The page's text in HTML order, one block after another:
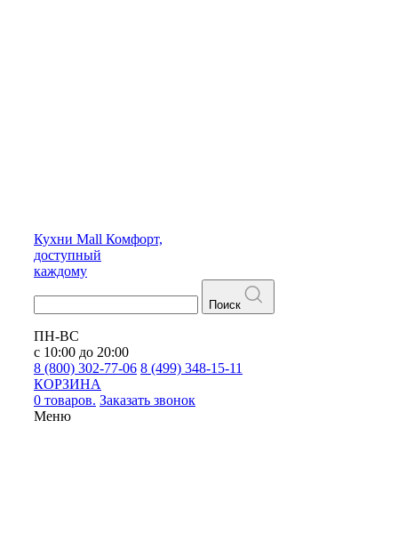
Кухни Mall Комфорт,
доступный
каждому
Поиск
ПН-ВС
с 10:00 до 20:00
8 (800) 302-77-06 8 (499) 348-15-11
КОРЗИНА
0 товаров. Заказать звонок
Меню